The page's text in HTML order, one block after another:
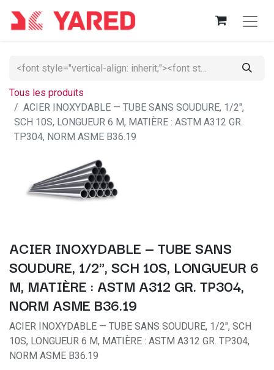
Tous les produits
ACIER INOXYDABLE — TUBE SANS SOUDURE, 1/2",
SCH 10S, LONGUEUR 6 M, MATIÈRE : ASTM A312 GR.
TP304, NORM ASME B36.19
ACIER INOXYDABLE — TUBE SANS
SOUDURE, 1/2", SCH 10S, LONGUEUR 6
M, MATIÈRE : ASTM A312 GR. TP304,
NORM ASME B36.19
ACIER INOXYDABLE — TUBE SANS SOUDURE, 1/2", SCH
10S, LONGUEUR 6 M, MATIÈRE : ASTM A312 GR. TP304,
NORM ASME B36.19